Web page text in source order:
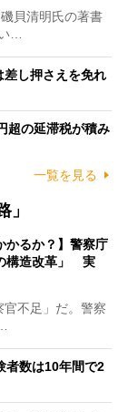
貝清明氏の著書
…
し押さえを免れ
超の延滞税が積み
一覧を見る
」
かるか？】警察庁
構造改革」 実
不足」だ。警察
者数は10年間で2